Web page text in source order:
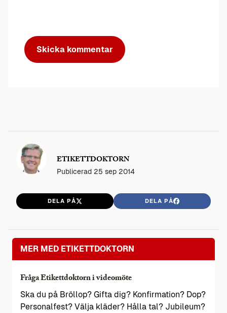
ETIKETTDOKTORN
Publicerad 25 sep 2014
DELA PÅ DELA PÅ
MER MED ETIKETTDOKTORN
Fråga Etikettdoktorn i videomöte
Ska du på Bröllop? Gifta dig? Konfirmation? Dop?
Personalfest? Välja kläder? Hålla tal? Jubileum?